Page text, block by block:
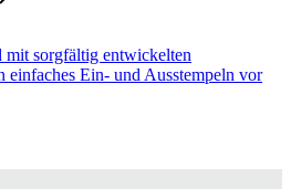
sorgfältig entwickelten
einfaches Ein- und Ausstempeln vor